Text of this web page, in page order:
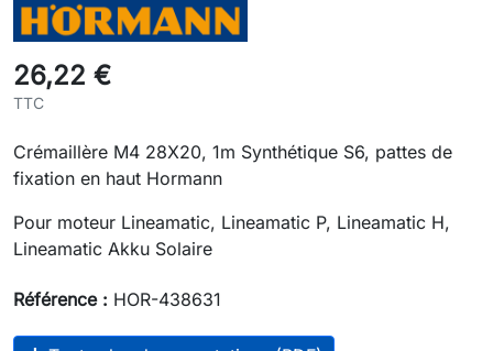
26,22 €
TTC
Crémaillère M4 28X20, 1m Synthétique S6, pattes de
fixation en haut Hormann
Pour moteur Lineamatic, Lineamatic P, Lineamatic H,
Lineamatic Akku Solaire
Référence : HOR-438631